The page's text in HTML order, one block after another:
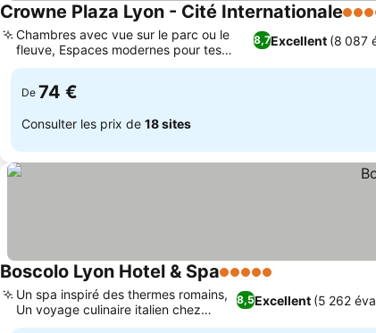
Crowne Plaza Lyon - Cité Internationale4
8,7Excellent (8 087
Chambres avec vue sur le parc ou le
fleuve, Espaces modernes pour tes
événements
De 74 €
Consulter les prix de 18 sites
Boscolo Lyon Hotel & Spa5 Étoiles
8,5Excellent (5 262
Un spa inspiré des thermes romains,
Un voyage culinaire italien chez
Angelo